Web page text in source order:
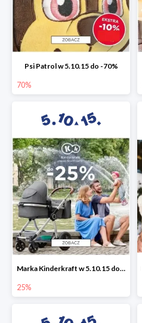
Psi Patrol w 5.10.15 do -70%
70%
Marka Kinderkraft w 5.10.15 do -25%
25%